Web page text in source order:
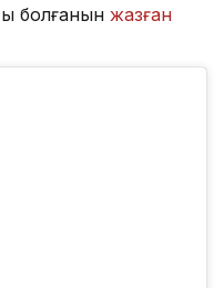
болғанын жазған